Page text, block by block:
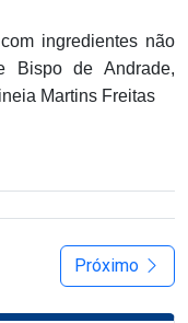
ingredientes não
Bispo de Andrade,
Martins Freitas
Próximo